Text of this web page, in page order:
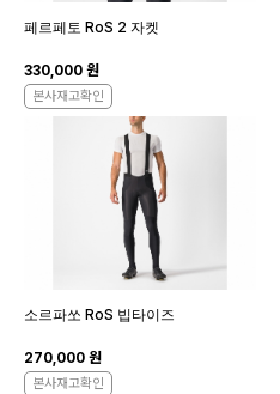
페르페토 RoS 2 자켓
330,000 원
본사재고확인
소르파쏘 RoS 빕타이즈
270,000 원
본사재고확인